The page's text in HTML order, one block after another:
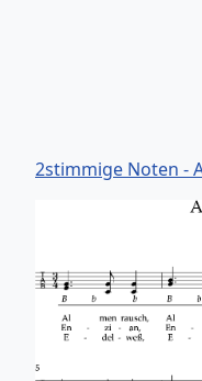
2stimmige Noten -